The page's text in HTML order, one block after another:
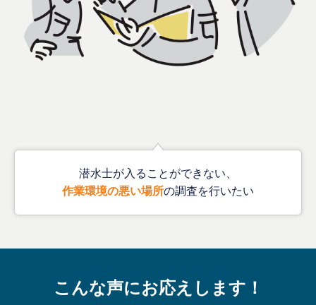
潜水士が入ることができない、
作業環境の悪い場所の調査を行いたい
こんな声にお応えします！